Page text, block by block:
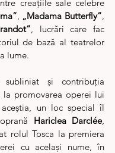
creațiile sale celebre
„Madama Butterfly”
, lucrări care fac
de bază al teatrelor
lume.
subliniat și contribuția
promovarea operei lui
aceștia, un loc special îl
Hariclea Darclée,
rolul Tosca la premiera
cu același nume, în